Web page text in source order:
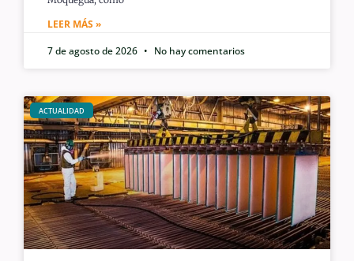
LEER MÁS »
7 de agosto de 2026
No hay comentarios
ACTUALIDAD